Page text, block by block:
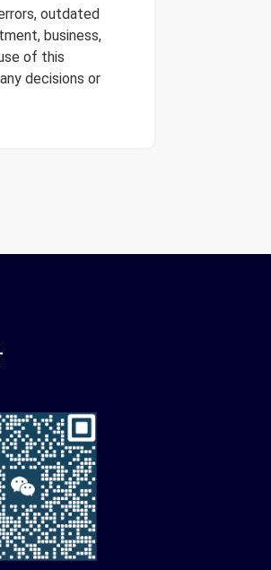
outdated
business,
of this
decisions or